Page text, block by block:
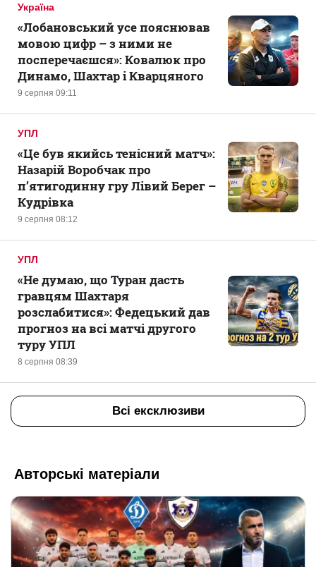
Україна
9 серпня 09:11
«Лобановський усе пояснював
мовою цифр – з ними не
посперечаєшся»: Ковалюк про
Динамо, Шахтар і Кварцяного
УПЛ
9 серпня 08:12
«Це був якийсь тенісний матч»:
Назарій Воробчак про
п’ятигодинну гру Лівий Берег –
Кудрівка
УПЛ
8 серпня 08:39
«Не думаю, що Туран дасть
гравцям Шахтаря
розслабитися»: Федецький дав
прогноз на всі матчі другого
туру УПЛ
Всі ексклюзиви
Авторські матеріали